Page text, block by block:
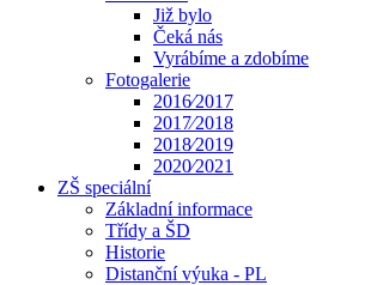
Již bylo
Čeká nás
Vyrábíme a zdobíme
Fotogalerie
2016⁄2017
2017⁄2018
2018⁄2019
2020⁄2021
ZŠ speciální
Základní informace
Třídy a ŠD
Historie
Distanční výuka - PL